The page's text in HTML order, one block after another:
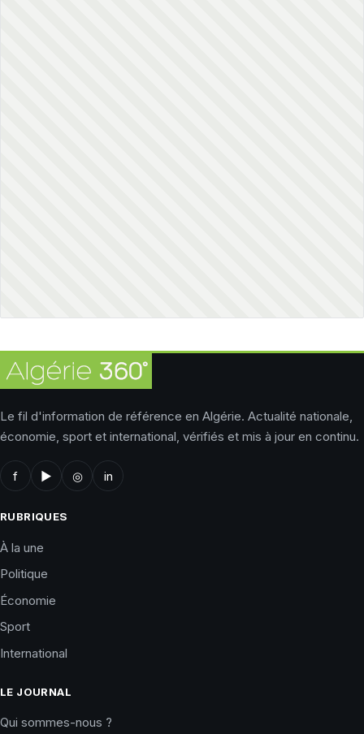
Le fil d'information de référence en Algérie. Actualité nationale,
économie, sport et international, vérifiés et mis à jour en continu.
f ▶ ◎ in
RUBRIQUES
À la une
Politique
Économie
Sport
International
LE JOURNAL
Qui sommes-nous ?